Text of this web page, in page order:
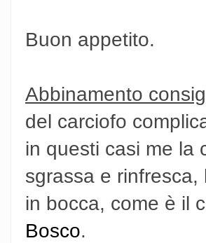
Buon appetito.
Abbinamento
del carciofo
in questi casi me la
sgrassa e
in bocca, come è il
Bosco.